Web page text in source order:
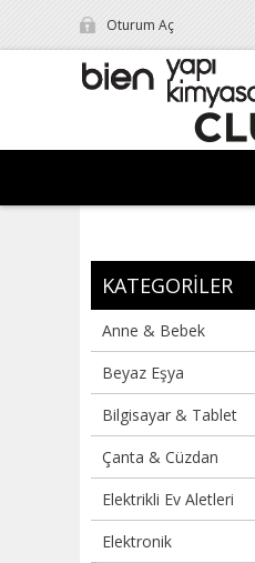
Oturum Aç
KATEGORILER
Anne & Bebek
Beyaz Eşya
Bilgisayar & Tablet
Çanta & Cüzdan
Elektrikli Ev Aletleri
Elektronik